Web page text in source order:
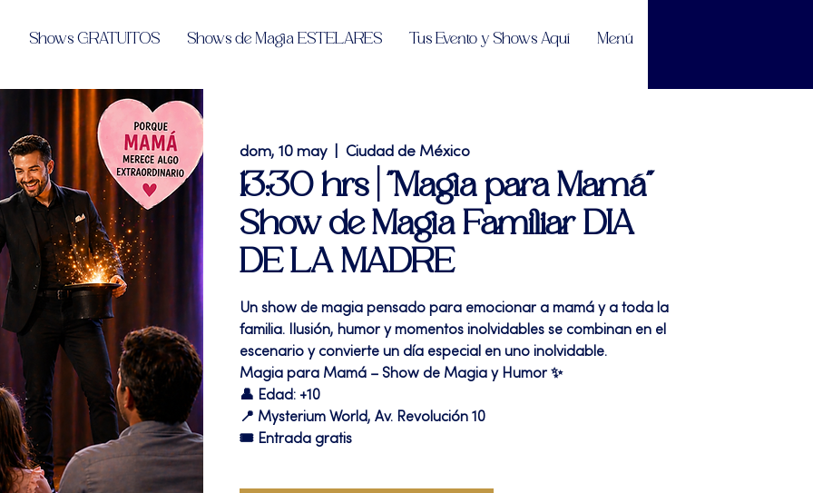
Shows GRATUITOS Shows de Magia ESTELARES Tus Evento y Shows Aquí Menú
dom, 10 may
  |
Ciudad de México
13:30 hrs | "Magia para Mamá"
Show de Magia Familiar DIA
DE LA MADRE
Un show de magia pensado para emocionar a mamá y a toda la
familia. Ilusión, humor y momentos inolvidables se combinan en el
escenario y convierte un día especial en uno inolvidable.
Magia para Mamá – Show de Magia y Humor ✨
👤 Edad: +10
📍 Mysterium World, Av. Revolución 10
🎟️ Entrada gratis